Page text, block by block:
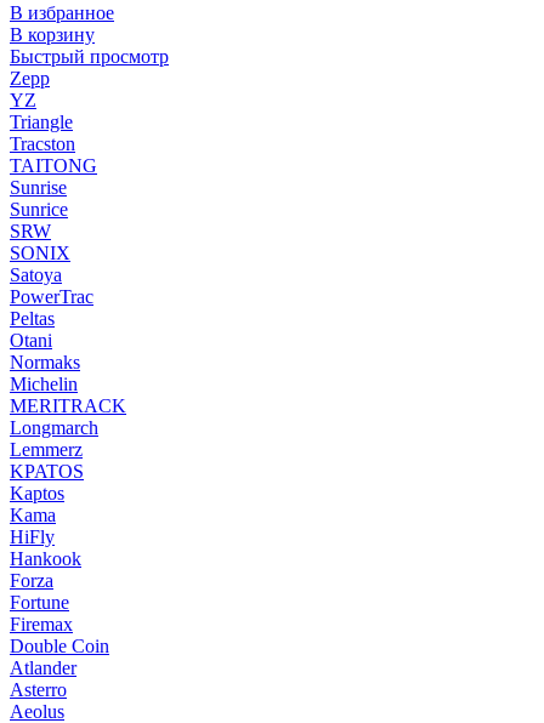
В избранное
В корзину
Быстрый просмотр
Zepp
YZ
Triangle
Tracston
TAITONG
Sunrise
Sunrice
SRW
SONIX
Satoya
PowerTrac
Peltas
Otani
Normaks
Michelin
MERITRACK
Longmarch
Lemmerz
KPATOS
Kaptos
Kama
HiFly
Hankook
Forza
Fortune
Firemax
Double Coin
Atlander
Asterro
Aeolus